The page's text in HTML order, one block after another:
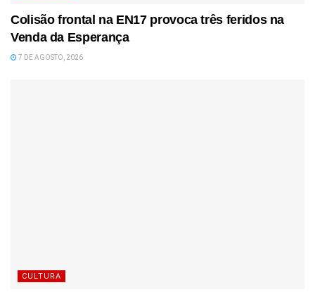
Colisão frontal na EN17 provoca três feridos na
Venda da Esperança
7 DE AGOSTO, 2026
CULTURA